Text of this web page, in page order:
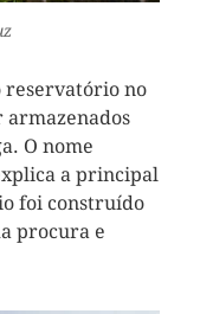
reservatório no
armazenados
O nome
a principal
foi construído
procura e